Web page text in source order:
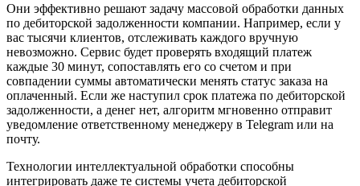
Они эффективно решают задачу массовой обработки данных
по дебиторской задолженности компании. Например, если у
вас тысячи клиентов, отслеживать каждого вручную
невозможно. Сервис будет проверять входящий платеж
каждые 30 минут, сопоставлять его со счетом и при
совпадении суммы автоматически менять статус заказа на
оплаченный. Если же наступил срок платежа по дебиторской
задолженности, а денег нет, алгоритм мгновенно отправит
уведомление ответственному менеджеру в Telegram или на
почту.
Технологии интеллектуальной обработки способны
интегрировать даже те системы учета дебиторской